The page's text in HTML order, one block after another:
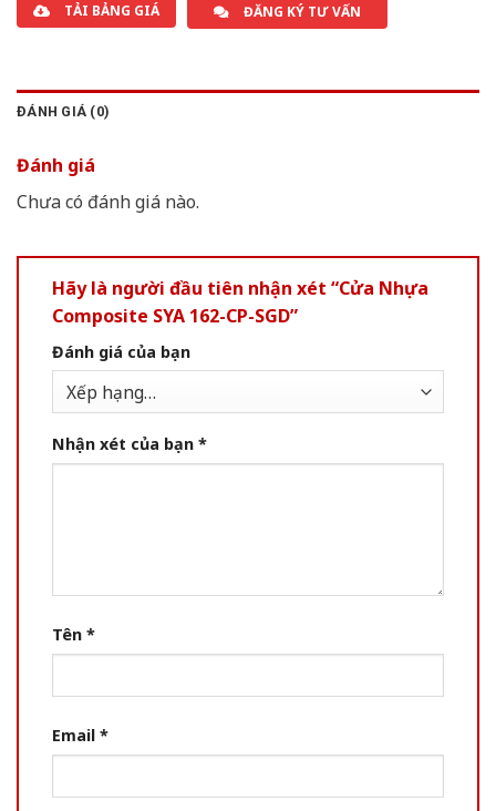
TẢI BẢNG GIÁ ĐĂNG KÝ TƯ VẤN
ĐÁNH GIÁ (0)
Đánh giá
Chưa có đánh giá nào.
Hãy là người đầu tiên nhận xét “Cửa Nhựa
Composite SYA 162-CP-SGD”
Đánh giá của bạn
Nhận xét của bạn *
Tên *
Email *